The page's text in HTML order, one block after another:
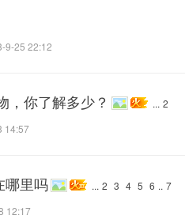
9-25 22:12
，你了解多少？ ... 2
14:57
哪里吗 ... 2 3 4 5 6 .. 7
12:17